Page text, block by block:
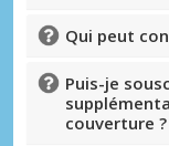
Qui peut
Puis-je
couverture ?